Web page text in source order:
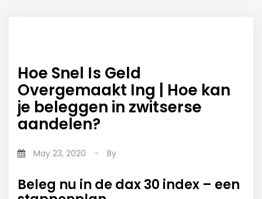
Hoe Snel Is Geld
Overgemaakt Ing | Hoe kan
je beleggen in zwitserse
aandelen?
May 23, 2020 - By
Beleg nu in de dax 30 index – een